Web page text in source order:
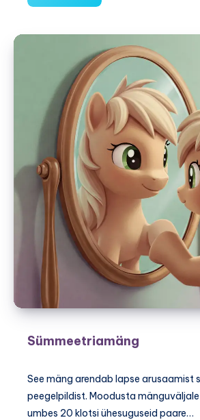
Eestis
Sümmeetriamäng
See mäng arendab lapse arusaamist
peegelpildist. Moodusta
umbes 20 klotsi ühesuguseid paare…